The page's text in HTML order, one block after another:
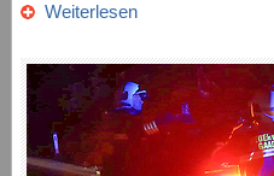
Weiterlesen